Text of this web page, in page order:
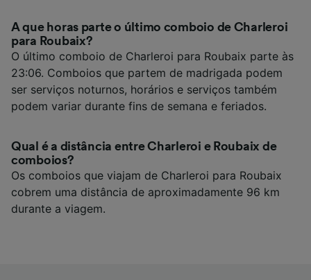
A que horas parte o último comboio de Charleroi
para Roubaix?
O último comboio de Charleroi para Roubaix parte às
23:06. Comboios que partem de madrigada podem
ser serviços noturnos, horários e serviços também
podem variar durante fins de semana e feriados.
Qual é a distância entre Charleroi e Roubaix de
comboios?
Os comboios que viajam de Charleroi para Roubaix
cobrem uma distância de aproximadamente 96 km
durante a viagem.